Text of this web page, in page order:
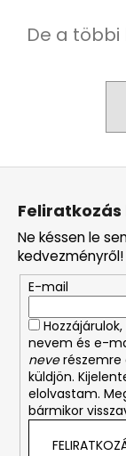
De a
L
Ne késsen le
kedvezményről!
E-mail
nevem és e-
neverészemre
küldjön.
elolvastam.
bármikor